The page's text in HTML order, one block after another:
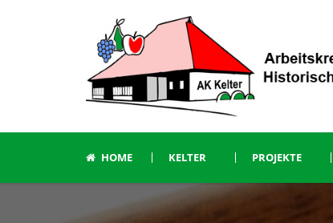
HOME KELTER PROJEKTE